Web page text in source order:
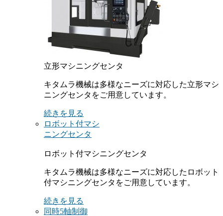
立形マシニングセンタ
キタムラ機械は多様なニーズに対応した立形マシ
ニングセンタをご用意しています。
続きを見る
ロボット付マシ
ニングセンタ
ロボット付マシニングセンタ
キタムラ機械は多様なニーズに対応したロボット
付マシニングセンタをご用意しています。
続きを見る
同時5軸制御